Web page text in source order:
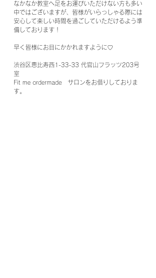
なかなか教室へ足をお運びいただけない方も多い
中ではございますが、皆様がいらっしゃる際には
安心して楽しい時間を過ごしていただけるよう準
備しております！
早く皆様にお目にかかれますように♡
渋谷区恵比寿西1-33-33 代官山フラッツ203号
室
Fit me ordermade　サロンをお借りしておりま
す。